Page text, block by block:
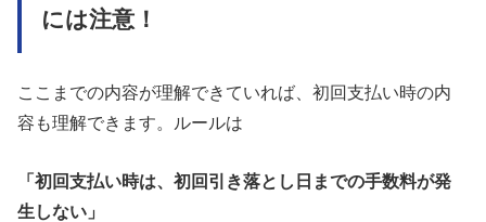
には注意！
ここまでの内容が理解できていれば、初回支払い時の内
容も理解できます。ルールは
「初回支払い時は、初回引き落とし日までの手数料が発
生しない」